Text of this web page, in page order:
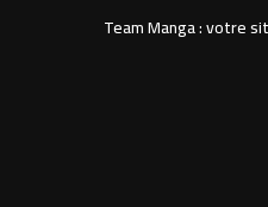
Team Manga : votre